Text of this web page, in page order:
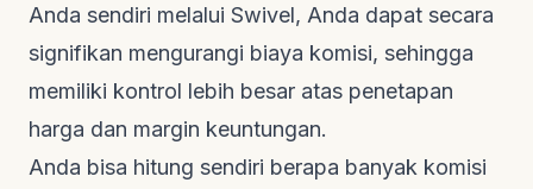
Anda sendiri melalui Swivel, Anda dapat secara
signifikan mengurangi biaya komisi, sehingga
memiliki kontrol lebih besar atas penetapan
harga dan margin keuntungan.
Anda bisa hitung sendiri berapa banyak komisi